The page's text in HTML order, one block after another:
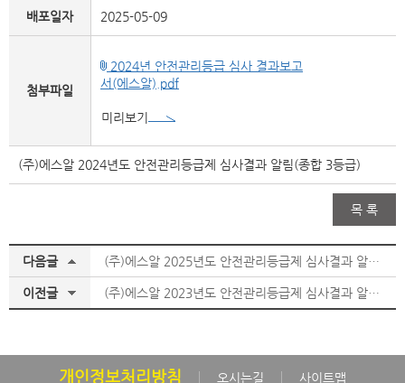
배포일자 2025-05-09
첨부파일
2024년 안전관리등급 심사 결과보고
서(에스알).pdf
미리보기
(주)에스알 2024년도 안전관리등급제 심사결과 알림(종합 3등급)
목 록
다음글 (주)에스알 2025년도 안전관리등급제 심사결과 알림(종합 3등급)
이전글 (주)에스알 2023년도 안전관리등급제 심사결과 알림(종합 3등급)
개인정보처리방침 오시는길 사이트맵